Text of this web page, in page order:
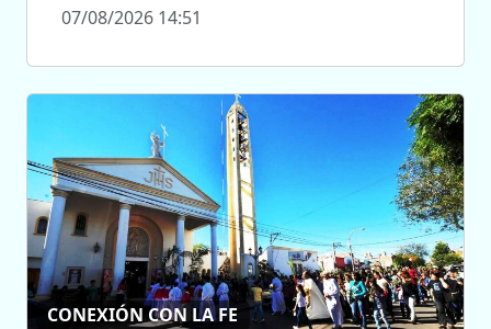
07/08/2026 14:51
CONEXIÓN CON LA FE